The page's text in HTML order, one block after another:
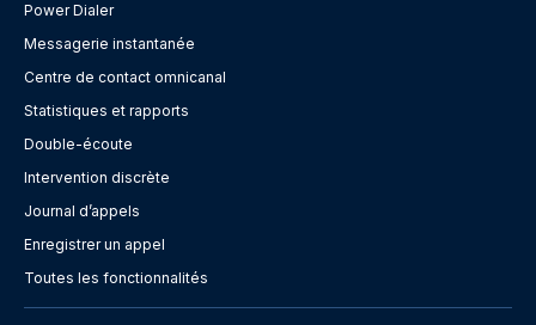
Power Dialer
Messagerie instantanée
Centre de contact omnicanal
Statistiques et rapports
Double-écoute
Intervention discrète
Journal d’appels
Enregistrer un appel
Toutes les fonctionnalités